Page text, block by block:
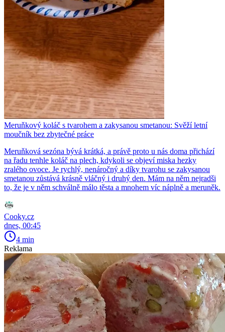
Meruňkový koláč s tvarohem a zakysanou smetanou: Svěží letní
moučník bez zbytečné práce
Meruňková sezóna bývá krátká, a právě proto u nás doma přichází
na řadu tenhle koláč na plech, kdykoli se objeví miska hezky
zralého ovoce. Je rychlý, nenáročný a díky tvarohu se zakysanou
smetanou zůstává krásně vláčný i druhý den. Mám na něm nejradši
to, že je v něm schválně málo těsta a mnohem víc náplně a meruněk.
Cooky.cz
dnes, 00:45
4 min
Reklama